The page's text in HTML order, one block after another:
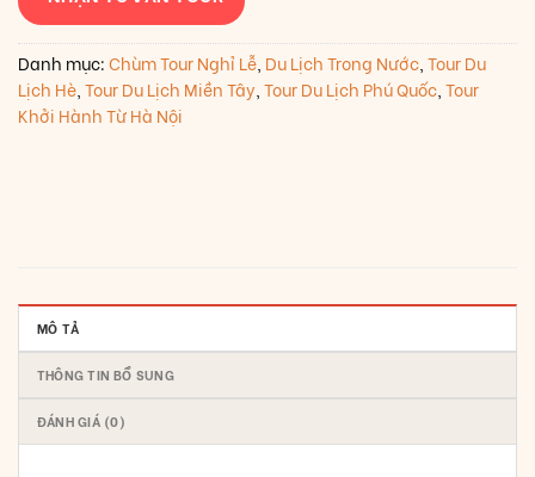
Danh mục:Chùm Tour Nghỉ Lễ Du Lịch Trong Nước Tour Du
Lịch Hè Tour Du Lịch Miền Tây Tour Du Lịch Phú Quốc Tour
Khởi Hành Từ Hà Nội
MÔ TẢ
THÔNG TIN BỔ SUNG
ĐÁNH GIÁ (0)